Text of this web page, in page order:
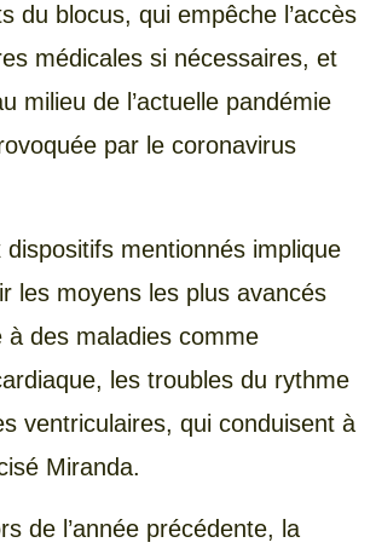
du blocus, qui empêche l’accès
médicales si nécessaires, et
milieu de l’actuelle pandémie
par le coronavirus
dispositifs mentionnés implique
les moyens les plus avancés
à des maladies comme
les troubles du rythme
ventriculaires, qui conduisent à
Miranda.
de l’année précédente, la